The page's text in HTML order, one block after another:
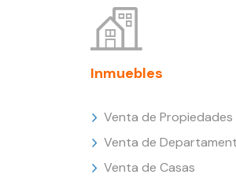
Inmuebles
Venta de Propiedades
Venta de
Venta de Casas